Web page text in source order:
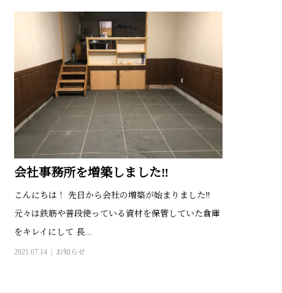
会社事務所を増築しました‼
こんにちは！ 先日から会社の増築が始まりました‼
元々は鉄筋や普段使っている資材を保管していた倉庫
をキレイにして 長...
2021.07.14 お知らせ